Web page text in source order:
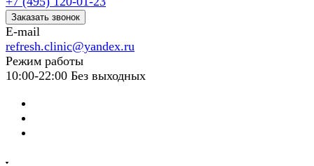
Заказать звонок
E-mail
refresh.clinic@yandex.ru
Режим работы
10:00-22:00 Без выходных